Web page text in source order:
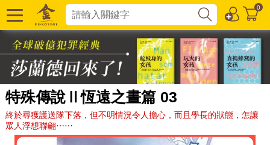
0
特殊傳說Ⅱ恆遠之晝篇 03
終於尋獲護送隊下落，但不明情況令人擔心，而且學長的狀態，怎讓
眾人浮想聯翩⋯⋯